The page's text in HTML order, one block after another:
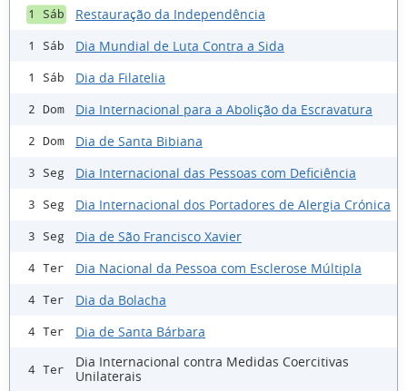
1 Sáb Restauração da Independência
1 Sáb Dia Mundial de Luta Contra a Sida
1 Sáb Dia da Filatelia
2 Dom Dia Internacional para a Abolição da Escravatura
2 Dom Dia de Santa Bibiana
3 Seg Dia Internacional das Pessoas com Deficiência
3 Seg Dia Internacional dos Portadores de Alergia Crónica
3 Seg Dia de São Francisco Xavier
4 Ter Dia Nacional da Pessoa com Esclerose Múltipla
4 Ter Dia da Bolacha
4 Ter Dia de Santa Bárbara
4 Ter
Dia Internacional contra Medidas Coercitivas
Unilaterais